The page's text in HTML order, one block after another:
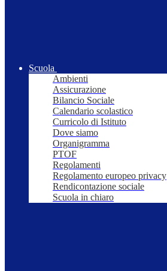
Scuola
Ambienti
Assicurazione
Bilancio Sociale
Calendario scolastico
Curricolo di Istituto
Dove siamo
Organigramma
PTOF
Regolamenti
Regolamento europeo privacy
Rendicontazione sociale
Scuola in chiaro